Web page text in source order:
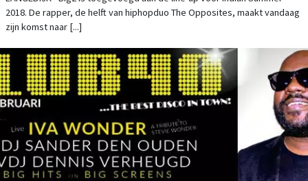
2018. De rapper, de helft van hiphopduo The Opposites, maakt vandaag
zijn komst naar [...]